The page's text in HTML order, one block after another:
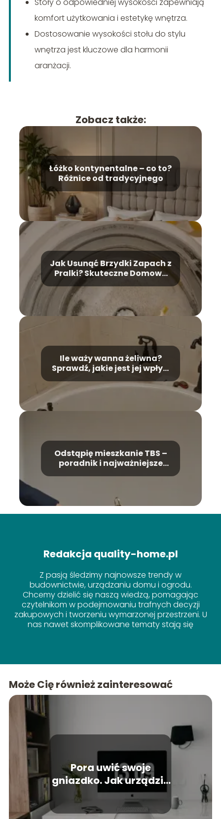
komfort użytkowania i estetykę wnętrza.
Dostosowanie wysokości stołu do stylu
wnętrza jest kluczowe dla harmonii
aranżacji.
Zobacz także:
Łóżko kontynentalne – co to?
Różnice od tradycyjnego
Jak Usunąć Brzydki Zapach z
Pralki? Skuteczne Domowe
Ile waży wanna żeliwna?
Sprawdź, jakie jest jej wpływ
Odstąpię mieszkanie TBS –
poradnik i najważniejsze
Redakcja quality-home.pl
Z pasją śledzimy najnowsze trendy w
budownictwie, urządzaniu domu i ogrodu.
Chcemy dzielić się naszą wiedzą, pomagając
czytelnikom w podejmowaniu trafnych decyzji
zakupowych i tworzeniu wymarzonej przestrzeni. U
nas nawet skomplikowane tematy stają się
Może Cię również zainteresować
Pora uwić swoje
gniazdko. Jak urządzić
kawalerkę dla dwojga?